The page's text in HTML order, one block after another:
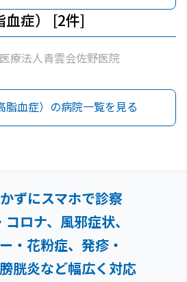
血症） [2件]
療法人青雲会佐野医院
脂血症）の病院一覧を見る
ずにスマホで診察
ロナ、風邪症状、
・花粉症、 発疹・
胱炎など幅広く対応